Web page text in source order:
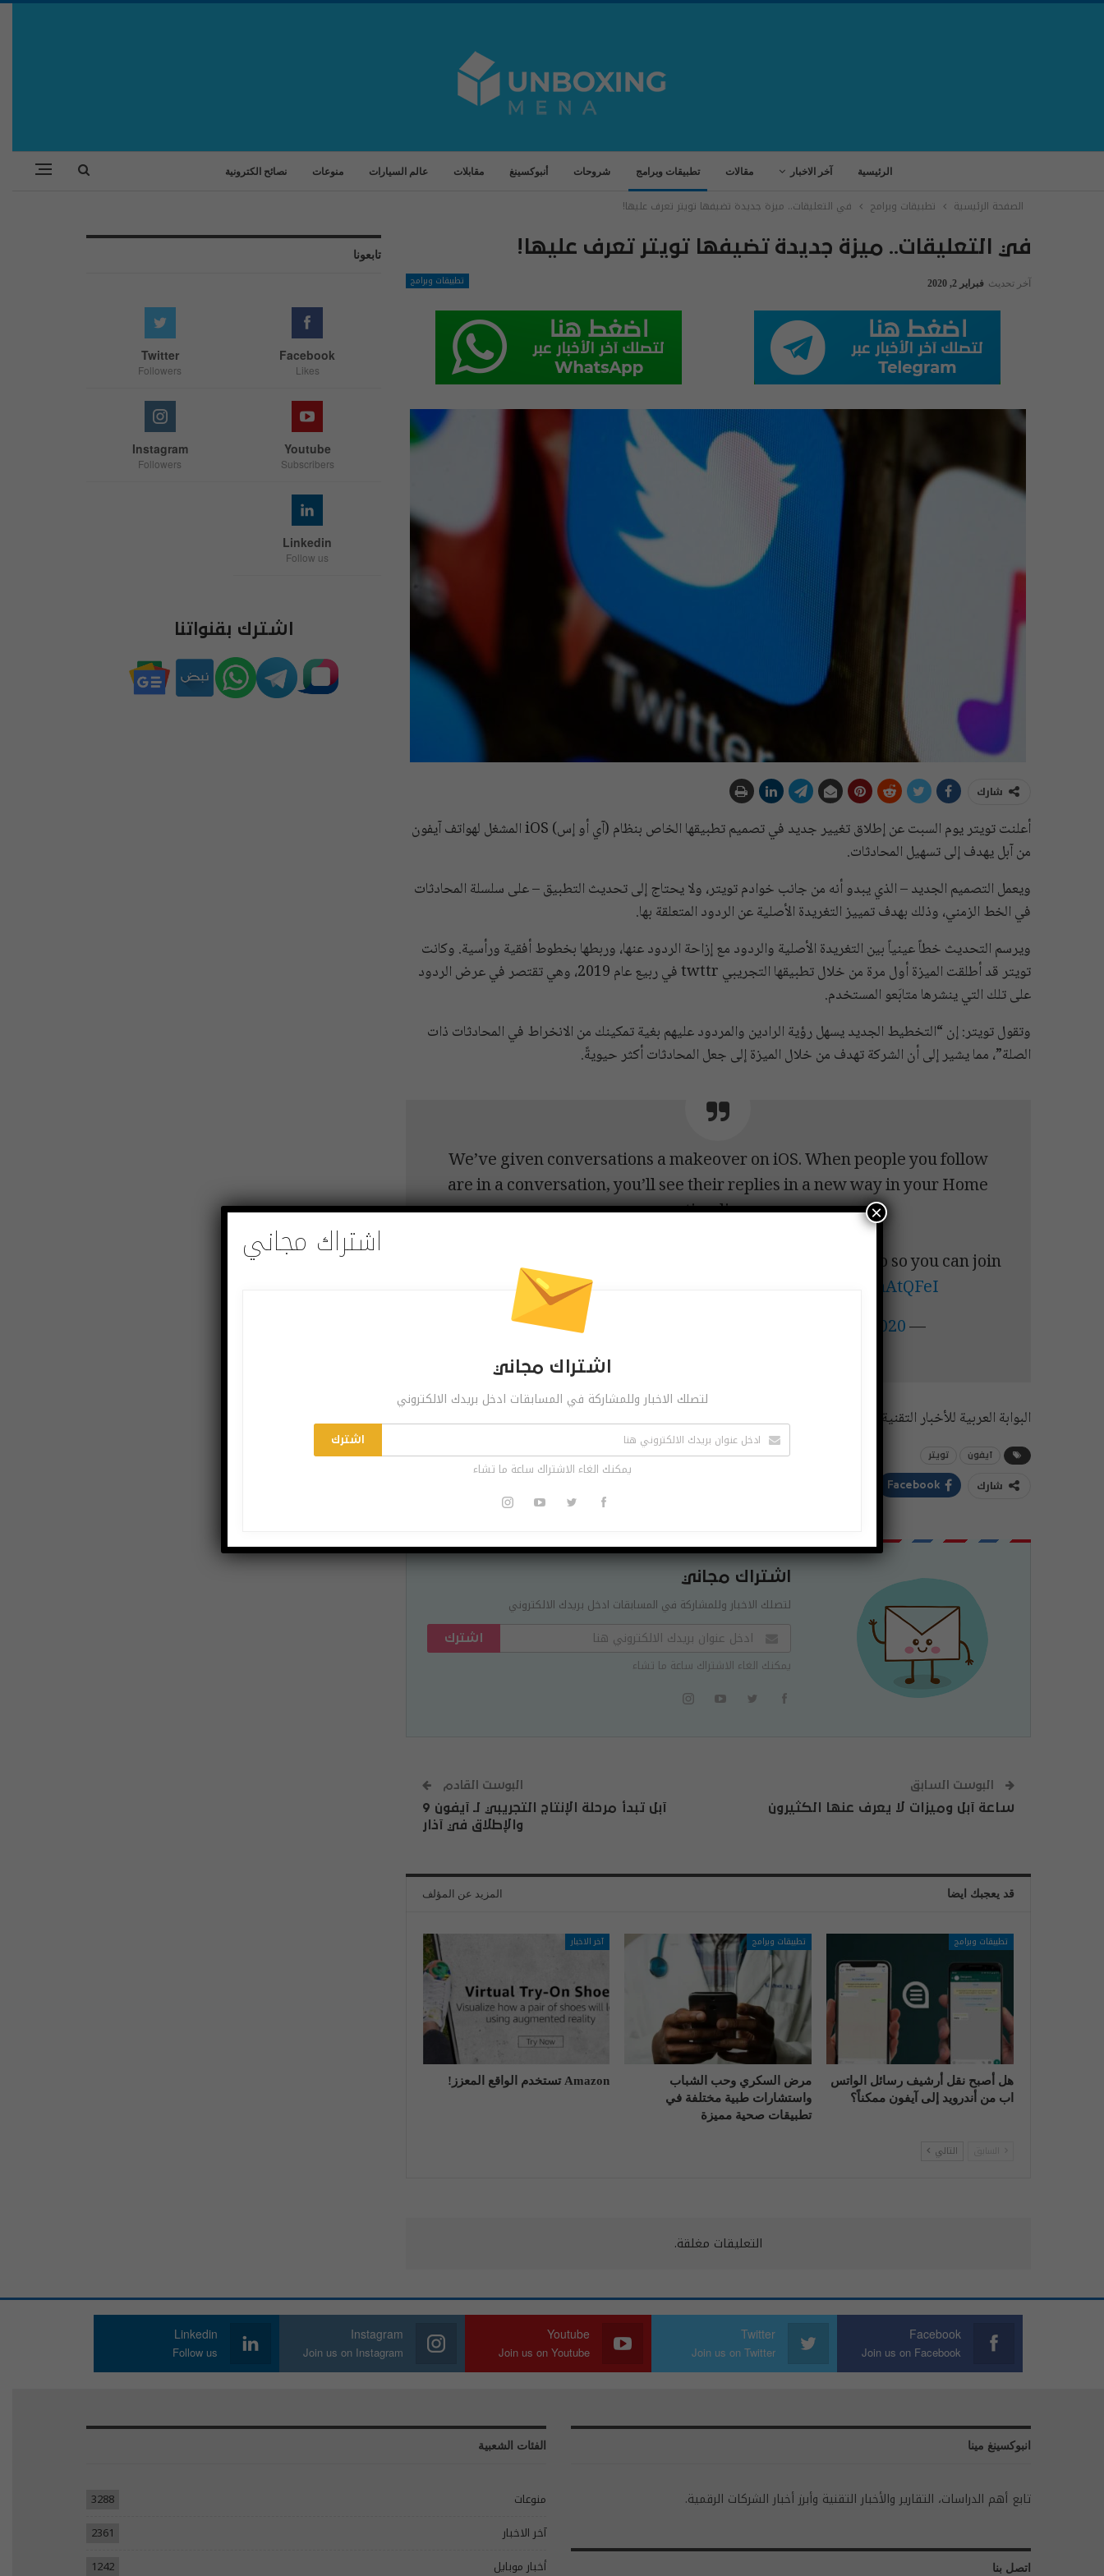
الرئيسية آخر الاخبار مقالات تطبيقات وبرامج شروحات أنبوكسينغ مقابلات عالم السيارات منوعات نصائح الكترونية
الصفحة الرئيسية تطبيقات وبرامج في التعليقات.. ميزة جديدة تضيفها تويتر تعرف عليها!
في التعليقات.. ميزة جديدة تضيفها تويتر تعرف عليها!
تطبيقات وبرامج آخر تحديث فبراير 2, 2020
شارك
أعلنت تويتر يوم السبت عن إطلاق تغيير جديد في تصميم تطبيقها الخاص بنظام (آي أو إس) iOS المشغل لهواتف آيفون
من آبل يهدف إلى تسهيل المحادثات.
ويعمل التصميم الجديد – الذي يبدو أنه من جانب خوادم تويتر، ولا يحتاج إلى تحديث التطبيق – على سلسلة المحادثات
في الخط الزمني، وذلك بهدف تمييز التغريدة الأصلية عن الردود المتعلقة بها.
ويرسم التحديث خطاً عينياً بين التغريدة الأصلية والردود مع إزاحة الردود عنها، وربطها بخطوط أفقية ورأسية. وكانت
تويتر قد أطلقت الميزة أول مرة من خلال تطبيقها التجريبي twttr في ربيع عام 2019، وهي تقتصر في عرض الردود
على تلك التي ينشرها متابَعو المستخدم.
وتقول تويتر: إن “التخطيط الجديد يسهل رؤية الرادين والمردود عليهم بغية تمكينك من الانخراط في المحادثات ذات
الصلة”، مما يشير إلى أن الشركة تهدف من خلال الميزة إلى جعل المحادثات أكثر حيويةً.
We’ve given conversations a makeover on iOS. When people you follow
are in a conversation, you’ll see their replies in a new way in your Home
timeline.
This new layout makes it easier to see who's replying to who so you can join
in on relevant conversations.
pic.twitter.com/xNmnAtQFeI
— Twitter Support (@TwitterSupport)
January 31, 2020
البوابة العربية للأخبار التقنية
آيفون تويتر
شارك Facebook
اشتراك مجاني
لتصلك الاخبار وللمشاركة في المسابقات ادخل بريدك الالكتروني
اشترك
يمكنك الغاء الاشتراك ساعة ما تشاء
البوست السابق
ساعة آبل وميزات لا يعرف عنها الكثيرون
البوست القادم
آبل تبدأ مرحلة الإنتاج التجريبي لـ آيفون 9
والإطلاق في آذار
قد يعجبك ايضا المزيد عن المؤلف
تطبيقات وبرامج
هل أصبح نقل أرشيف رسائل الواتس
اب من أندرويد إلى آيفون ممكناً؟
تطبيقات وبرامج
مرض السكري وحب الشباب
واستشارات طبية مختلفة في
تطبيقات صحية مميزة
آخر الاخبار
Amazon تستخدم الواقع المعزز!
التالي
التعليقات مغلقة.
تابعونا
Facebook
Likes
Twitter
Followers
Youtube
Subscribers
Instagram
Followers
Linkedin
Follow us
اشترك بقنواتنا
Facebook
Join us on Facebook
Twitter
Join us on Twitter
Youtube
Join us on Youtube
Instagram
Join us on Instagram
Linkedin
Follow us
انبوكسينغ مينا
تابع أهم الدراسات، التقارير والأخبار التقنية وأبرز أخبار الشركات الرقمية.
اتصل بنا
الفئات الشعبية
منوعات
3288
آخر الاخبار
2361
أخبار موبايل
1242
اشتراك مجاني
اشتراك مجاني
لتصلك الاخبار وللمشاركة في المسابقات ادخل بريدك الالكتروني
اشترك
يمكنك الغاء الاشتراك ساعة ما تشاء
×